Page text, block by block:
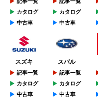
カタログ
中古車
カタログ
中古車
スズキ
記事一覧
カタログ
中古車
スバル
記事一覧
カタログ
中古車